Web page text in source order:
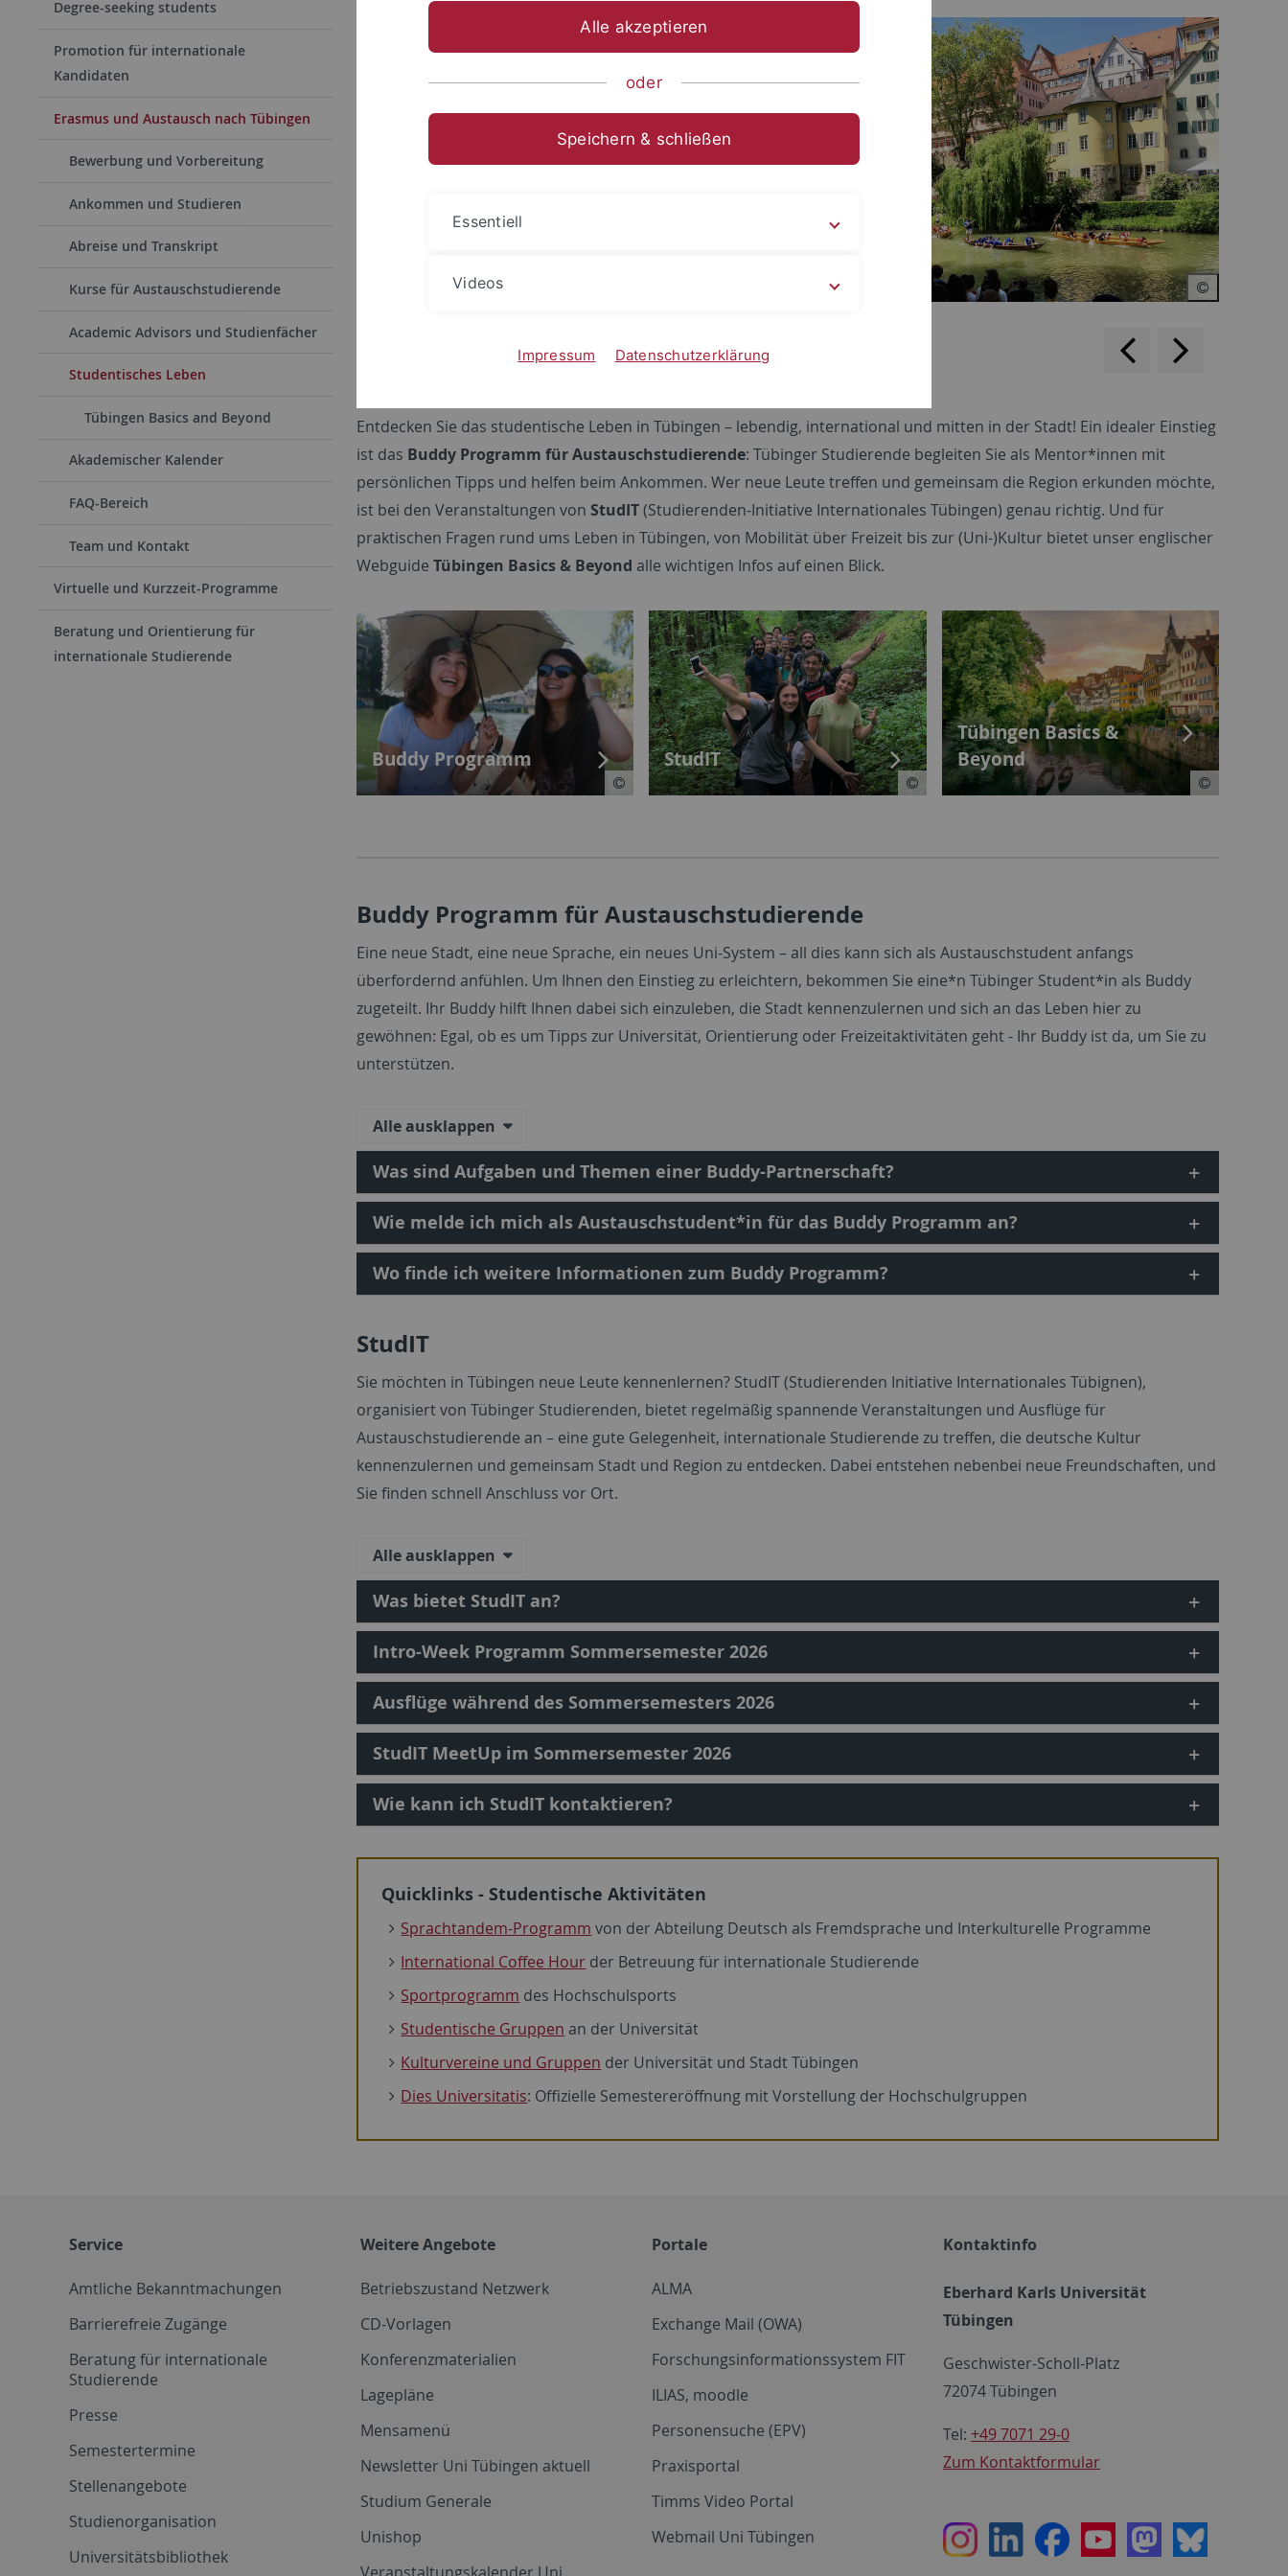
Degree-seeking students
Promotion für internationale
Kandidaten
Erasmus und Austausch nach Tübingen
Bewerbung und Vorbereitung
Ankommen und Studieren
Abreise und Transkript
Kurse für Austauschstudierende
Academic Advisors und Studienfächer
Studentisches Leben
Tübingen Basics and Beyond
Akademischer Kalender
FAQ-Bereich
Team und Kontakt
Virtuelle und Kurzzeit-Programme
Beratung und Orientierung für
internationale Studierende
rückwärts
blättern
Entdecken Sie das studentische Leben in Tübingen – lebendig, international und mitten in der Stadt! Ein idealer Einstieg
ist das Buddy Programm für Austauschstudierende: Tübinger Studierende begleiten Sie als Mentor*innen mit
persönlichen Tipps und helfen beim Ankommen. Wer neue Leute treffen und gemeinsam die Region erkunden möchte,
ist bei den Veranstaltungen von StudIT(Studierenden-Initiative Internationales Tübingen) genau richtig. Und für
praktischen Fragen rund ums Leben in Tübingen, von Mobilität über Freizeit bis zur (Uni-)Kultur bietet unser englischer
Webguide Tübingen Basics & Beyond alle wichtigen Infos auf einen Blick.
Buddy Programm StudIT
Tübingen Basics &
Beyond
Buddy Programm für Austauschstudierende
Eine neue Stadt, eine neue Sprache, ein neues Uni-System – all dies kann sich als Austauschstudent anfangs
überfordernd anfühlen. Um Ihnen den Einstieg zu erleichtern, bekommen Sie eine*n Tübinger Student*in als Buddy
zugeteilt. Ihr Buddy hilft Ihnen dabei sich einzuleben, die Stadt kennenzulernen und sich an das Leben hier zu
gewöhnen: Egal, ob es um Tipps zur Universität, Orientierung oder Freizeitaktivitäten geht - Ihr Buddy ist da, um Sie zu
unterstützen.
Alle ausklappen
Was sind Aufgaben und Themen einer Buddy-Partnerschaft?
Wie melde ich mich als Austauschstudent*in für das Buddy Programm an?
Wo finde ich weitere Informationen zum Buddy Programm?
StudIT
Sie möchten in Tübingen neue Leute kennenlernen? StudIT (Studierenden Initiative Internationales Tübignen),
organisiert von Tübinger Studierenden, bietet regelmäßig spannende Veranstaltungen und Ausflüge für
Austauschstudierende an – eine gute Gelegenheit, internationale Studierende zu treffen, die deutsche Kultur
kennenzulernen und gemeinsam Stadt und Region zu entdecken. Dabei entstehen nebenbei neue Freundschaften, und
Sie finden schnell Anschluss vor Ort.
Alle ausklappen
Was bietet StudIT an?
Intro-Week Programm Sommersemester 2026
Ausflüge während des Sommersemesters 2026
StudIT MeetUp im Sommersemester 2026
Wie kann ich StudIT kontaktieren?
Quicklinks - Studentische Aktivitäten
Sprachtandem-Programm von der Abteilung Deutsch als Fremdsprache und Interkulturelle Programme
International Coffee Hour der Betreuung für internationale Studierende
Sportprogramm des Hochschulsports
Studentische Gruppen an der Universität
Kulturvereine und Gruppen der Universität und Stadt Tübingen
Dies Universitatis: Offizielle Semestereröffnung mit Vorstellung der Hochschulgruppen
Service
Amtliche Bekanntmachungen
Barrierefreie Zugänge
Beratung für internationale
Studierende
Presse
Semestertermine
Stellenangebote
Studienorganisation
Universitätsbibliothek
Weitere Angebote
Betriebszustand Netzwerk
CD-Vorlagen
Konferenzmaterialien
Lagepläne
Mensamenü
Newsletter Uni Tübingen aktuell
Studium Generale
Unishop
Portale
ALMA
Exchange Mail (OWA)
Forschungsinformationssystem FIT
ILIAS, moodle
Personensuche (EPV)
Praxisportal
Timms Video Portal
Webmail Uni Tübingen
Kontaktinfo
Eberhard Karls Universität
Tübingen
Geschwister-Scholl-Platz
72074 Tübingen
Tel: +49 7071 29-0
Zum Kontaktformular
InstagramLinkedInFacebookYoutubeMastodon
Bluesky
Alle akzeptieren
oder
Speichern & schließen
Essentiell
Videos
Impressum Datenschutzerklärung